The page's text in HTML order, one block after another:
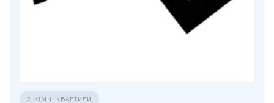
2-КІМН. КВАРТИРИ